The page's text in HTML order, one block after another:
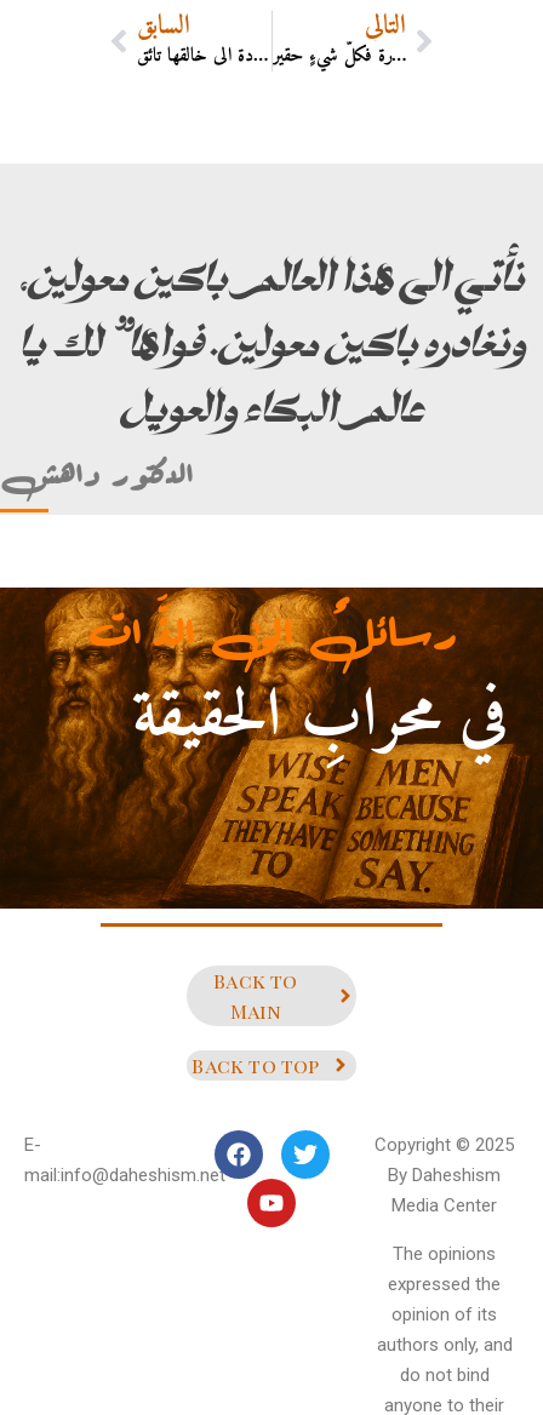
السابق
الرُّوح نفثةٌ الهيَّة تحتلُّ الخلائق , وكل منها للعودة الى خالقها تائق .
التالي
كلُّ شيءٍ عظيمٍ في النفسِ العظيمة , أمّا في النفسِ الحقيرة فكلُّ شيءٍ حقير .
نأتي الى هذا العالم باكين معولين،
ونغادره باكين معولين. فواها” لك يا
عالم البكاء والعويل
الدكتور داهش
في محرابِ الحقيقة
علي بن أبي طالب)
رسائلٌ الى الذَّ ات
Back to
Main
Back to top
E-
mail:info@daheshism.net
Copyright © 2025
By Daheshism
Media Center
The opinions
expressed the
opinion of its
authors only, and
do not bind
anyone to their